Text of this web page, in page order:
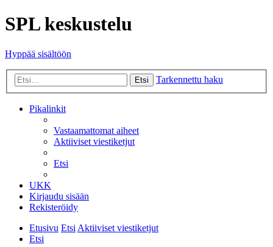
SPL keskustelu
Hyppää sisältöön
Etsi Tarkennettu haku
Pikalinkit
Vastaamattomat aiheet
Aktiiviset viestiketjut
Etsi
UKK
Kirjaudu sisään
Rekisteröidy
Etusivu EtsiAktiiviset viestiketjut
Etsi